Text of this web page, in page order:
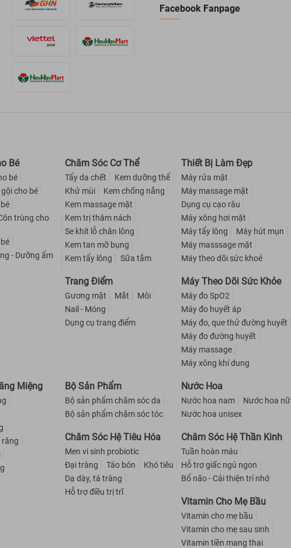
Facebook Fanpage
Bé
bé
cho bé
trùng cho
- Dưỡng ẩm
Chăm Sóc Cơ Thể
Tẩy da chết
Kem dưỡng thể
Khử mùi
Kem chống nắng
Kem massage mặt
Kem trị thâm nách
Se khít lỗ chân lông
Kem tan mỡ bụng
Kem tẩy lông
Sữa tắm
Thiết Bị Làm Đẹp
Máy rửa mặt
Máy massage mặt
Dụng cụ cạo râu
Máy xông hơi mặt
Máy tẩy lông
Máy hút mụn
Máy masssage mặt
Máy theo dõi sức khoẻ
Trang Điểm
Gương mặt Mắt
Môi
Nail - Móng
Dụng cụ trang điểm
Máy Theo Dõi Sức Khỏe
Máy đo SpO2
Máy đo huyết áp
Máy đo, que thử đường huyết
Máy đo đường huyết
Máy massage
Máy xông khí dung
Miệng
răng
Bộ Sản Phẩm
Bộ sản phẩm chăm sóc da
Bộ sản phẩm chăm sóc tóc
Nước Hoa
Nước hoa nam
Nước hoa nữ
Nước hoa unisex
Chăm Sóc Hệ Tiêu Hóa
Men vi sinh probiotic
Đại tràng
Táo bón
Khó tiêu
Dạ dày, tá tràng
Hỗ trợ điều trị trĩ
Chăm Sóc Hệ Thần Kinh
Tuần hoàn máu
Hỗ trợ giấc ngủ ngon
Bổ não - Cải thiện trí nhớ
Vitamin Cho Mẹ Bầu
Vitamin cho mẹ bầu
Vitamin cho mẹ sau sinh
Vitamin tiền mang thai